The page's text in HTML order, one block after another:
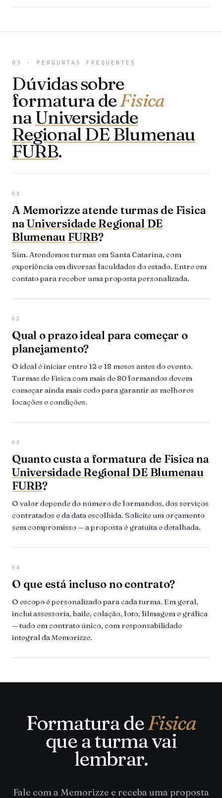
03 · PERGUNTAS FREQUENTES
Dúvidas sobre
formatura deFisica
naUniversidade
Regional DE Blumenau
FURB.
01
A Memorizze atende turmas de Fisica
naUniversidade Regional DE
Blumenau FURB?
Sim. Atendemos turmas em Santa Catarina, com
experiência em diversas faculdades do estado. Entre em
contato para receber uma proposta personalizada.
02
Qual o prazo ideal para começar o
planejamento?
O ideal é iniciar entre 12 e 18 meses antes do evento.
Turmas de Fisica com mais de 80 formandos devem
começar ainda mais cedo para garantir as melhores
locações e condições.
03
Quanto custa a formatura de Fisica na
Universidade Regional DE Blumenau
FURB?
O valor depende do número de formandos, dos serviços
contratados e da data escolhida. Solicite um orçamento
sem compromisso — a proposta é gratuita e detalhada.
04
O que está incluso no contrato?
O escopo é personalizado para cada turma. Em geral,
inclui assessoria, baile, colação, foto, filmagem e gráfica
— tudo em contrato único, com responsabilidade
integral da Memorizze.
Formatura deFisica
que a turma vai
lembrar.
Fale com a Memorizze e receba uma proposta